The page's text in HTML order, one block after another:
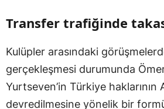
Transfer trafiğinde
Kulüpler arasındaki
gerçekleşmesi durumunda
Yurtseven’in Türkiye haklarının
devredilmesine yönelik bir